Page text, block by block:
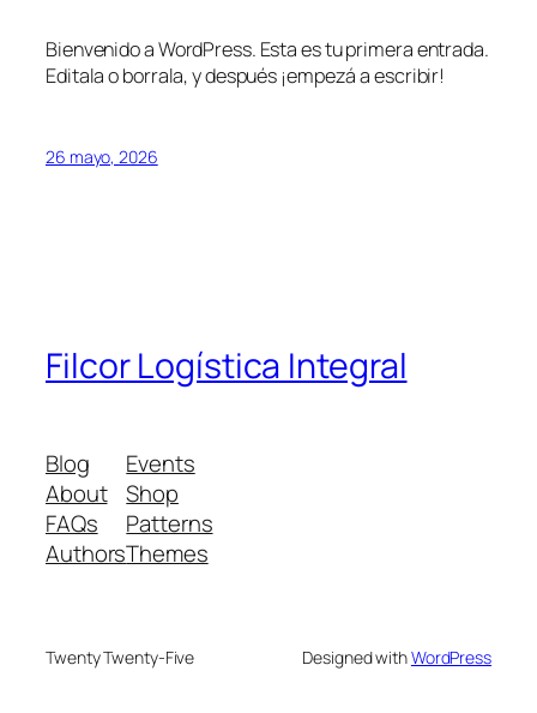
Bienvenido a WordPress. Esta es tu primera entrada.
Editala o borrala, y después ¡empezá a escribir!
26 mayo, 2026
Filcor Logística Integral
Blog
About
FAQs
Authors
Events
Shop
Patterns
Themes
Twenty Twenty-Five Designed withWordPress